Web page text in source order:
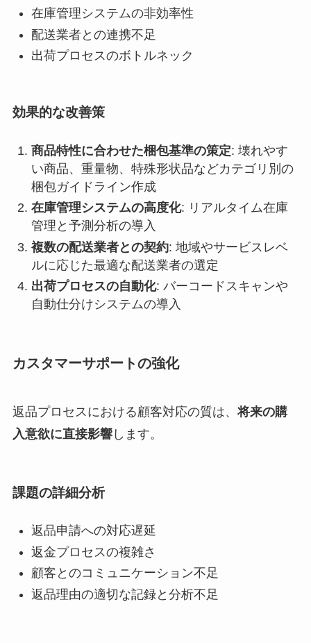
在庫管理システムの非効率性
配送業者との連携不足
出荷プロセスのボトルネック
効果的な改善策
商品特性に合わせた梱包基準の策定: 壊れやす
い商品、重量物、特殊形状品などカテゴリ別の
梱包ガイドライン作成
在庫管理システムの高度化: リアルタイム在庫
管理と予測分析の導入
複数の配送業者との契約: 地域やサービスレベ
ルに応じた最適な配送業者の選定
出荷プロセスの自動化: バーコードスキャンや
自動仕分けシステムの導入
カスタマーサポートの強化
返品プロセスにおける顧客対応の質は、 将来の購
入意欲に直接影響します。
課題の詳細分析
返品申請への対応遅延
返金プロセスの複雑さ
顧客とのコミュニケーション不足
返品理由の適切な記録と分析不足